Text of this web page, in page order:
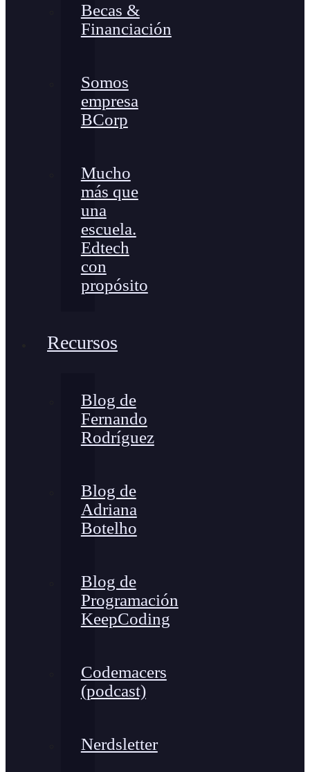
Becas &
Financiación
Somos
empresa
BCorp
Mucho
más que
una
escuela.
Edtech
con
propósito
Recursos
Blog de
Fernando
Rodríguez
Blog de
Adriana
Botelho
Blog de
Programación
KeepCoding
Codemacers
(podcast)
Nerdsletter